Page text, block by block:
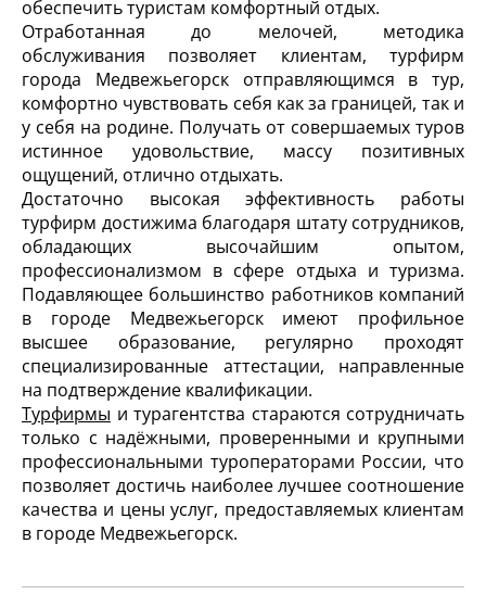
обеспечить туристам комфортный отдых.
Отработанная до мелочей, методика
обслуживания позволяет клиентам, турфирм
города Медвежьегорск отправляющимся в тур,
комфортно чувствовать себя как за границей, так и
у себя на родине. Получать от совершаемых туров
истинное удовольствие, массу позитивных
ощущений, отлично отдыхать.
Достаточно высокая эффективность работы
турфирм достижима благодаря штату сотрудников,
обладающих высочайшим опытом,
профессионализмом в сфере отдыха и туризма.
Подавляющее большинство работников компаний
в городе Медвежьегорск имеют профильное
высшее образование, регулярно проходят
специализированные аттестации, направленные
на подтверждение квалификации.
Турфирмы и турагентства стараются сотрудничать
только с надёжными, проверенными и крупными
профессиональными туроператорами России, что
позволяет достичь наиболее лучшее соотношение
качества и цены услуг, предоставляемых клиентам
в городе Медвежьегорск.